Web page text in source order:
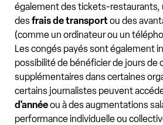
également des tickets-
desfrais de transportou des
(comme un ordinateur ou un
Les congés payés sont également
possibilité de bénéficier de jours de
supplémentaires dans certaines
certains journalistes peuvent
d'annéeou à des augmentations
performance individuelle ou